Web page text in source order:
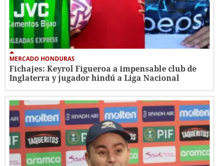
MERCADO HONDURAS
Fichajes: Keyrol Figueroa a impensable club de
Inglaterra y jugador hindú a Liga Nacional